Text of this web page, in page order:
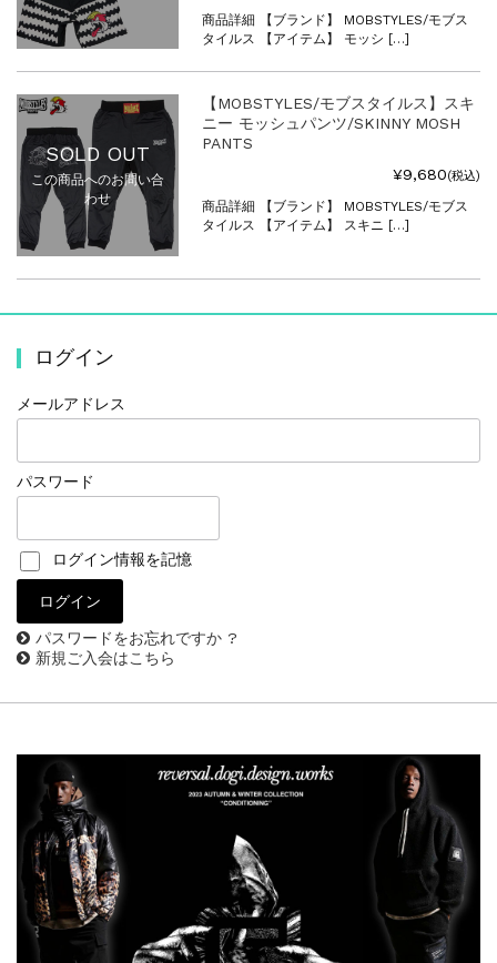
商品詳細 【ブランド】 MOBSTYLES/モブス
タイルス 【アイテム】 モッシ […]
SOLD OUT
この商品へのお問い合
わせ
【MOBSTYLES/モブスタイルス】スキ
ニー モッシュパンツ/SKINNY MOSH
PANTS
¥9,680(税込)
商品詳細 【ブランド】 MOBSTYLES/モブス
タイルス 【アイテム】 スキニ […]
ログイン
メールアドレス
パスワード
ログイン情報を記憶
パスワードをお忘れですか ?
新規ご入会はこちら